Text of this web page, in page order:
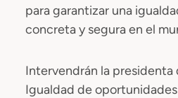
para garantizar una
concreta y segura en el
Intervendrán la presidenta
Igualdad de